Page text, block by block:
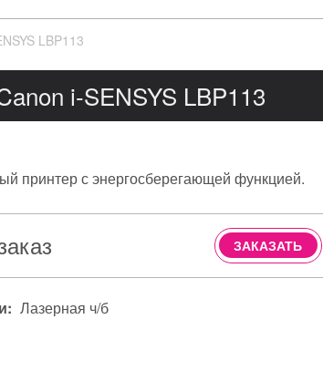
LBP113
i-SENSYS LBP113
принтер с энергосберегающей функцией.
ЗАКАЗАТЬ
Лазерная ч/б